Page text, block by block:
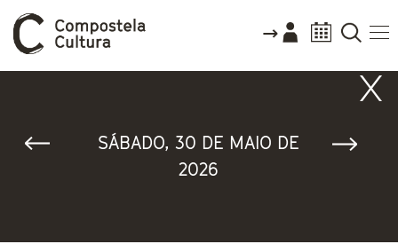
SÁBADO, 30 DE MAIO DE
2026